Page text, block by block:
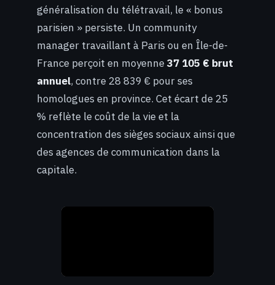
généralisation du télétravail, le « bonus
parisien » persiste. Un community
manager travaillant à Paris ou en Île-de-
France perçoit en moyenne37 105 € brut
annuel, contre 28 839 € pour ses
homologues en province. Cet écart de 25
% reflète le coût de la vie et la
concentration des sièges sociaux ainsi que
des agences de communication dans la
capitale.